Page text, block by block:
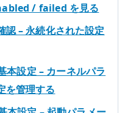
/ failed を見る
– 永続化された設定
設定 – カーネルパラ
を管理する